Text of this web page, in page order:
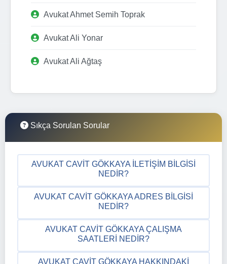
Avukat Ahmet Semih Toprak
Avukat Ali Yonar
Avukat Ali Ağtaş
Sıkça Sorulan Sorular
AVUKAT CAVIT GÖKKAYA İLETIŞIM BILGISI
NEDIR?
AVUKAT CAVIT GÖKKAYA ADRES BILGISI
NEDIR?
AVUKAT CAVIT GÖKKAYA ÇALIŞMA
SAATLERI NEDIR?
AVUKAT CAVIT GÖKKAYA HAKKINDAKI